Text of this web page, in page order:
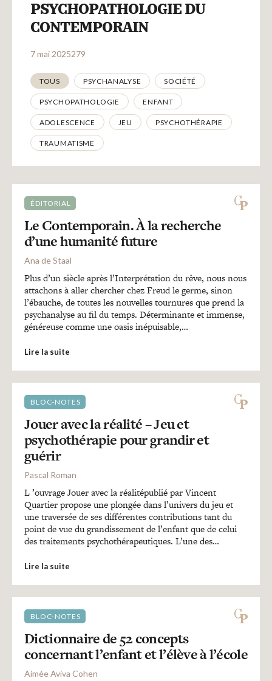
Revues
Colloque
PSYCHOPATHOLOGIE DU
CONTEMPORAIN
7 mai 2025279
Thématiques
TOUS PSYCHANALYSE SOCIÉTÉ
PSYCHOPATHOLOGIE ENFANT
ADOLESCENCE JEU PSYCHOTHÉRAPIE
TRAUMATISME
ÉDITORIAL
Le Contemporain. À la recherche
d’une humanité future
Ana de Staal
Plus d’un siècle après l’Interprétation du rêve, nous nous
attachons à aller chercher chez Freud le germe, sinon
l’ébauche, de toutes les nouvelles tournures que prend la
psychanalyse au fil du temps. Déterminante et immense,
généreuse comme une oasis inépuisable,…
Lire la suite
BLOC-NOTES
Jouer avec la réalité – Jeu et
psychothérapie pour grandir et
guérir
Pascal Roman
L ’ouvrage Jouer avec la réalitépublié par Vincent
Quartier propose une plongée dans l’univers du jeu et
une traversée de ses différentes contributions tant du
point de vue du grandissement de l’enfant que de celui
des traitements psychothérapeutiques. L’une des…
Lire la suite
BLOC-NOTES
Dictionnaire de 52 concepts
concernant l’enfant et l’élève à l’école
Aimée Aviva Cohen